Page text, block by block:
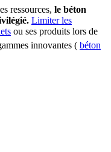
ressources, le béton
Limiter les
ou ses produits lors de
innovantes ( béton